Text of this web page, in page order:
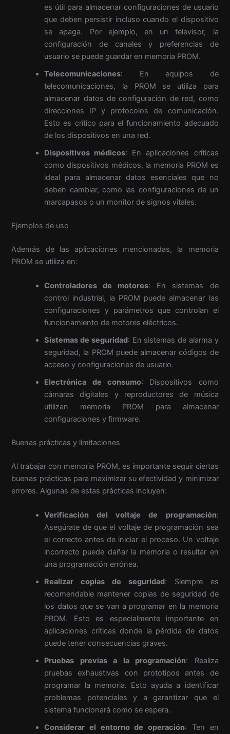
es útil para almacenar configuraciones de usuario
que deben persistir incluso cuando el dispositivo
se apaga. Por ejemplo, en un televisor, la
configuración de canales y preferencias de
usuario se puede guardar en memoria PROM.
Telecomunicaciones: En equipos de
telecomunicaciones, la PROM se utiliza para
almacenar datos de configuración de red, como
direcciones IP y protocolos de comunicación.
Esto es crítico para el funcionamiento adecuado
de los dispositivos en una red.
Dispositivos médicos: En aplicaciones críticas
como dispositivos médicos, la memoria PROM es
ideal para almacenar datos esenciales que no
deben cambiar, como las configuraciones de un
marcapasos o un monitor de signos vitales.
Ejemplos de uso
Además de las aplicaciones mencionadas, la memoria
PROM se utiliza en:
Controladores de motores: En sistemas de
control industrial, la PROM puede almacenar las
configuraciones y parámetros que controlan el
funcionamiento de motores eléctricos.
Sistemas de seguridad: En sistemas de alarma y
seguridad, la PROM puede almacenar códigos de
acceso y configuraciones de usuario.
Electrónica de consumo: Dispositivos como
cámaras digitales y reproductores de música
utilizan memoria PROM para almacenar
configuraciones y firmware.
Buenas prácticas y limitaciones
Al trabajar con memoria PROM, es importante seguir ciertas
buenas prácticas para maximizar su efectividad y minimizar
errores. Algunas de estas prácticas incluyen:
Verificación del voltaje de programación:
Asegúrate de que el voltaje de programación sea
el correcto antes de iniciar el proceso. Un voltaje
incorrecto puede dañar la memoria o resultar en
una programación errónea.
Realizar copias de seguridad: Siempre es
recomendable mantener copias de seguridad de
los datos que se van a programar en la memoria
PROM. Esto es especialmente importante en
aplicaciones críticas donde la pérdida de datos
puede tener consecuencias graves.
Pruebas previas a la programación: Realiza
pruebas exhaustivas con prototipos antes de
programar la memoria. Esto ayuda a identificar
problemas potenciales y a garantizar que el
sistema funcionará como se espera.
Considerar el entorno de operación: Ten en